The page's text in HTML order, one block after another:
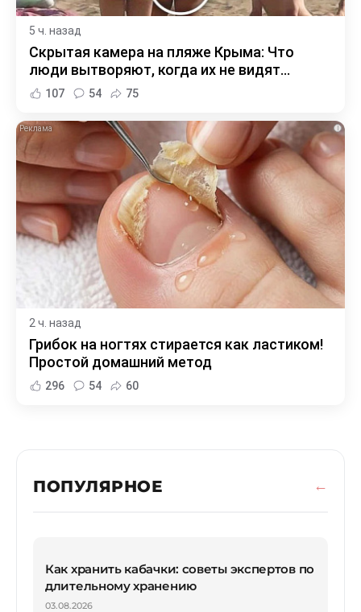
5 ч. назад
Скрытая камера на пляже Крыма: Что
люди вытворяют, когда их не видят...
107 54 75
i
2 ч. назад
Грибок на ногтях стирается как ластиком!
Простой домашний метод
296 54 60
ПОПУЛЯРНОЕ
Как хранить кабачки: советы экспертов по
длительному хранению
03.08.2026